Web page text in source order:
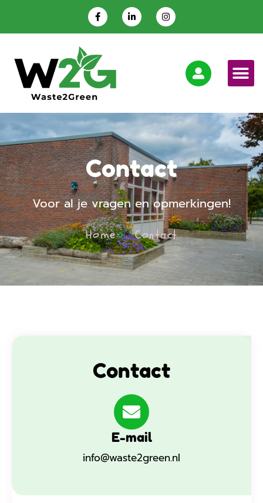
Contact
Voor al je vragen en opmerkingen!
Home Contact
Contact
E-mail
info@waste2green.nl